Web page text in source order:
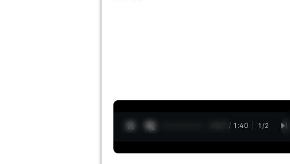
0:29 / 1:40 1 /2